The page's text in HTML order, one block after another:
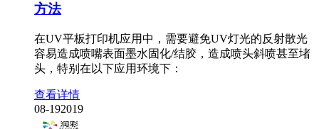
方法
在UV平板打印机应用中，需要避免UV灯光的反射散光
容易造成喷嘴表面墨水固化/结胶，造成喷头斜喷甚至堵
头，特别在以下应用环境下：
查看详情
08-192019